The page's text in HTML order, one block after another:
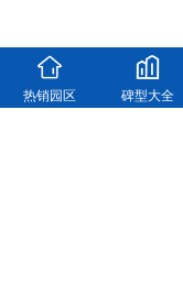
热销园区 碑型大全